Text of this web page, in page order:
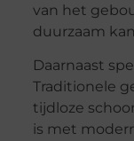
van het
duurzaam
Daarnaast
Traditionele
tijdloze
is met